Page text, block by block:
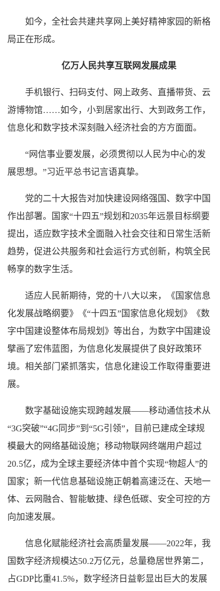
如今，全社会共建共享网上美好精神家园的新格
局正在形成。
亿万人民共享互联网发展成果
手机银行、扫码支付、网上政务、直播带货、云
游博物馆……如今，小到居家出行、大到政务工作，
信息化和数字技术深刻融入经济社会的方方面面。
“网信事业要发展，必须贯彻以人民为中心的发
展思想。”习近平总书记言语真挚。
党的二十大报告对加快建设网络强国、数字中国
作出部署。国家“十四五”规划和2035年远景目标纲要
提出，适应数字技术全面融入社会交往和日常生活新
趋势，促进公共服务和社会运行方式创新，构筑全民
畅享的数字生活。
适应人民新期待，党的十八大以来，《国家信息
化发展战略纲要》《“十四五”国家信息化规划》《数
字中国建设整体布局规划》等出台，为数字中国建设
擘画了宏伟蓝图，为信息化发展提供了良好政策环
境。相关部门紧抓落实，信息化建设工作取得重要进
展。
数字基础设施实现跨越发展——移动通信技术从
“3G突破”“4G同步”到“5G引领”，目前已建成全球规
模最大的网络基础设施；移动物联网终端用户超过
20.5亿，成为全球主要经济体中首个实现“物超人”的
国家；新一代信息基础设施正朝着高速泛在、天地一
体、云网融合、智能敏捷、绿色低碳、安全可控的方
向加速发展。
信息化赋能经济社会高质量发展——2022年，我
国数字经济规模达50.2万亿元，总量稳居世界第二，
占GDP比重41.5%，数字经济日益彰显出巨大的发展